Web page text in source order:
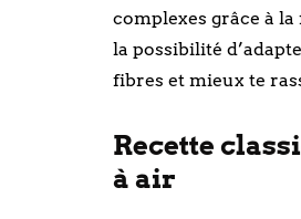
complexes grâce à
la possibilité
fibres et mieux te
Recette
à air